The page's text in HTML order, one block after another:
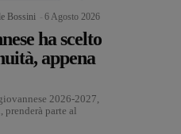
Bossini 6 Agosto 2026
ha scelto
appena
2026-2027,
parte al